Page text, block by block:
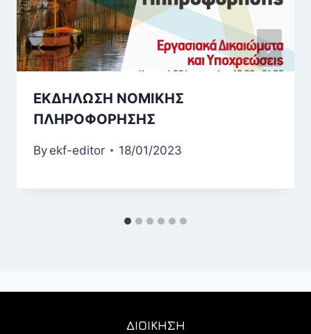
ΕΚΔΗΛΩΣΗ ΝΟΜΙΚΗΣ
ΠΛΗΡΟΦΟΡΗΣΗΣ
By ekf-editor 18/01/2023
ΔΙΟΙΚΗΣΗ